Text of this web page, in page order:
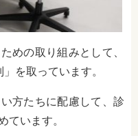
めの取り組みとして、
を取っています。
方たちに配慮して、診
ています。